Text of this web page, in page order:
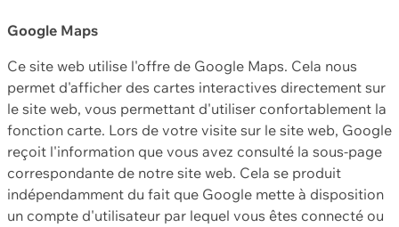
Google Maps
Ce site web utilise l'offre de Google Maps. Cela nous
permet d'afficher des cartes interactives directement sur
le site web, vous permettant d'utiliser confortablement la
fonction carte. Lors de votre visite sur le site web, Google
reçoit l'information que vous avez consulté la sous-page
correspondante de notre site web. Cela se produit
indépendamment du fait que Google mette à disposition
un compte d'utilisateur par lequel vous êtes connecté ou